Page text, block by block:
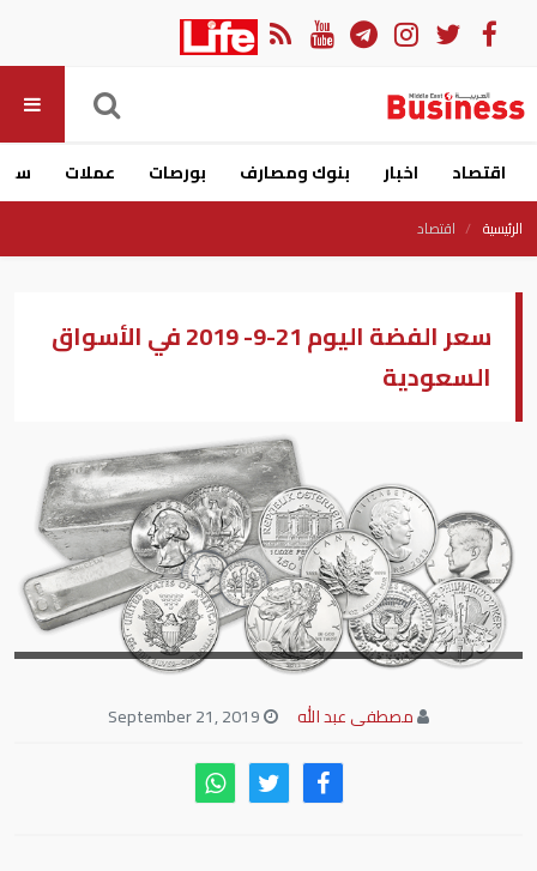
اقتصاد اخبار بنوك ومصارف بورصات عملات
الرئيسية اقتصاد
سعر الفضة اليوم 21-9- 2019 في الأسواق
السعودية
مصطفى عبد الله